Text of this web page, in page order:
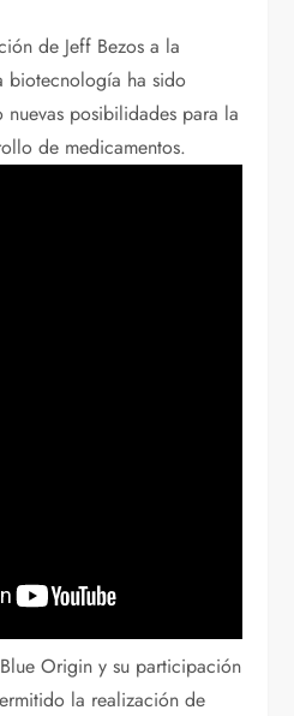
de Jeff Bezos a la
biotecnología ha sido
posibilidades para la
de medicamentos.
Origin y su participación
la realización de